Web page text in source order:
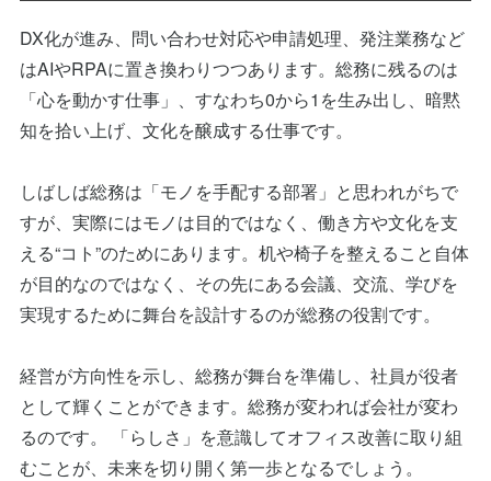
DX化が進み、問い合わせ対応や申請処理、発注業務など
はAIやRPAに置き換わりつつあります。総務に残るのは
「心を動かす仕事」、すなわち0から1を生み出し、暗黙
知を拾い上げ、文化を醸成する仕事です。
しばしば総務は「モノを手配する部署」と思われがちで
すが、実際にはモノは目的ではなく、働き方や文化を支
える“コト”のためにあります。机や椅子を整えること自体
が目的なのではなく、その先にある会議、交流、学びを
実現するために舞台を設計するのが総務の役割です。
経営が方向性を示し、総務が舞台を準備し、社員が役者
として輝くことができます。総務が変われば会社が変わ
るのです。 「らしさ」を意識してオフィス改善に取り組
むことが、未来を切り開く第一歩となるでしょう。